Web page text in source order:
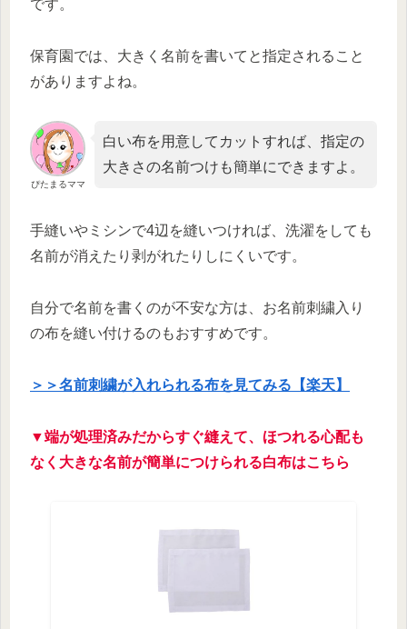
です。
保育園では、大きく名前を書いてと指定されること
がありますよね。
ぴたまるママ
白い布を用意してカットすれば、指定の
大きさの名前つけも簡単にできますよ。
手縫いやミシンで4辺を縫いつければ、洗濯をしても
名前が消えたり剥がれたりしにくいです。
自分で名前を書くのが不安な方は、お名前刺繍入り
の布を縫い付けるのもおすすめです。
＞＞名前刺繍が入れられる布を見てみる【楽天】
▼端が処理済みだからすぐ縫えて、ほつれる心配も
なく大きな名前が簡単につけられる白布はこちら